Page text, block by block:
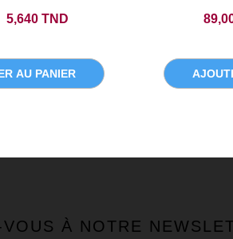
5,640 TND
AU PANIER
À NOTRE